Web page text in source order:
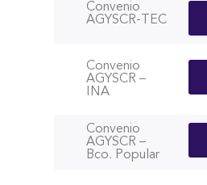
Convenio
AGYSCR-TEC
Convenio
AGYSCR –
INA
Convenio
AGYSCR –
Bco. Popular